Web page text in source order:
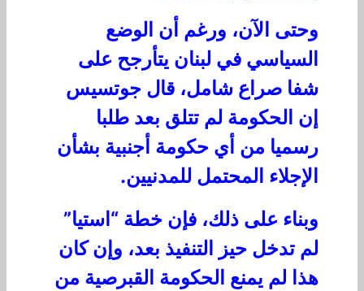
وحتى الآن، ورغم أن الوضع
السياسي في لبنان يتأرجح على
شفا صراع شامل، قال جوتسيس
إن الحكومة لم تتلق بعد طلبا
رسميا من أي حكومة أجنبية بشأن
الإجلاء المحتمل للمدنيين.
وبناء على ذلك، فإن خطة “استيا”
لم تدخل حيز التنفيذ بعد، وإن كان
هذا لم يمنع الحكومة القبرصية من